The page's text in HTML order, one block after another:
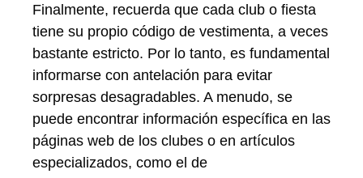
Finalmente, recuerda que cada club o fiesta
tiene su propio código de vestimenta, a veces
bastante estricto. Por lo tanto, es fundamental
informarse con antelación para evitar
sorpresas desagradables. A menudo, se
puede encontrar información específica en las
páginas web de los clubes o en artículos
especializados, como el de